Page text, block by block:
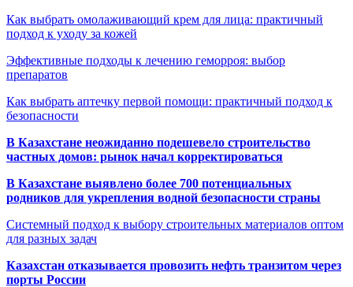
Как выбрать омолаживающий крем для лица: практичный
подход к уходу за кожей
Эффективные подходы к лечению геморроя: выбор
препаратов
Как выбрать аптечку первой помощи: практичный подход к
безопасности
В Казахстане неожиданно подешевело строительство
частных домов: рынок начал корректироваться
В Казахстане выявлено более 700 потенциальных
родников для укрепления водной безопасности страны
Системный подход к выбору строительных материалов оптом
для разных задач
Казахстан отказывается провозить нефть транзитом через
порты России